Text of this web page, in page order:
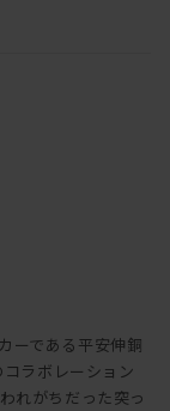
ーである平安伸銅
ラボレーション
れがちだった突っ